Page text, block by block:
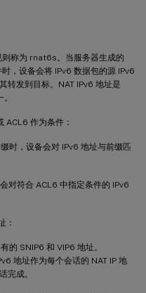
则称为 rnat6s。当服务器生成的
，设备会将 IPv6 数据包的源 IPv6
转发到目标。NAT IPv6 地址是
ACL6 作为条件：
时，设备会对 IPv6 地址与前缀匹
对符合 ACL6 中指定条件的 IPv6
：
的 SNIP6 和 VIP6 地址。
地址作为每个会话的 NAT IP 地
完成。